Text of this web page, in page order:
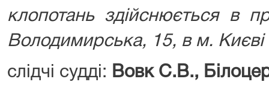
клопотань здійснюється в
Володимирська, 15, в м. Києві
слідчі судді: Вовк С.В.,